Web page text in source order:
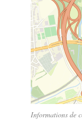
Informations de